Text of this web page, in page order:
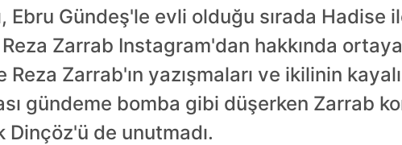
Ebru Gündeş'le evli olduğu sırada Hadise
Zarrab Instagram'dan hakkında
Zarrab'ın yazışmaları ve ikilinin
gündeme bomba gibi düşerken Zarrab
Dinçöz'ü de unutmadı.